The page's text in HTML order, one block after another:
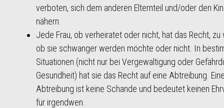
verboten, sich dem anderen Elternteil und/oder den
nähern.
Jede Frau, ob verheiratet oder nicht, hat das Recht, zu
ob sie schwanger werden möchte oder nicht. In
Situationen (nicht nur bei Vergewaltigung oder
Gesundheit) hat sie das Recht auf eine Abtreibung.
Abtreibung ist keine Schande und bedeutet keinen
für irgendwen.